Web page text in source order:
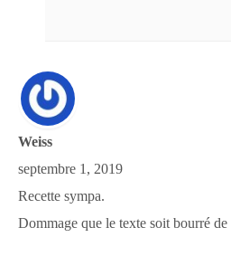
Weiss
septembre 1, 2019
Recette sympa.
Dommage que le texte soit bourré de